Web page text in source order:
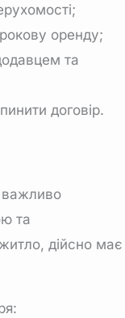
оренду;
та
договір.
важливо
та
дійсно має